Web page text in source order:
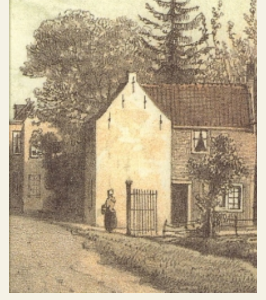
Leiderdorps Museum
Geen categorie